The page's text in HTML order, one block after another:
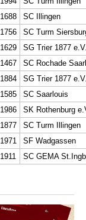
1688
SC Illingen
1756
SC Turm
1629
SG Trier 1877
1467
SC Rochade
1884
SG Trier 1877
1585
SC Saarlouis
1986
SK Rothenburg
1877
SC Turm Illingen
1971
SF Wadgassen
1911 SC GEMA